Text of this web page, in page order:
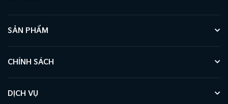
SẢN PHẨM
CHÍNH SÁCH
DỊCH VỤ